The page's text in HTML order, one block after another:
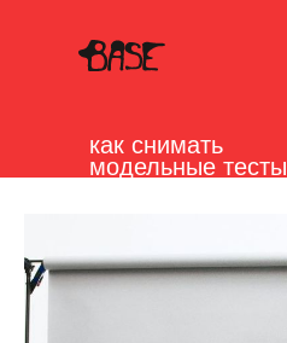
как снимать
модельные тесты